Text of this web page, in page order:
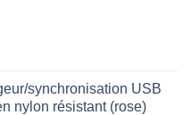
synchronisation USB
nylon résistant (rose)